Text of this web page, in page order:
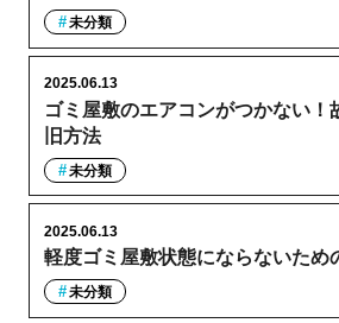
未分類
ゴミ屋敷のエアコンがつかない！
旧方法
2025.06.13
未分類
軽度ゴミ屋敷状態にならないため
2025.06.13
未分類